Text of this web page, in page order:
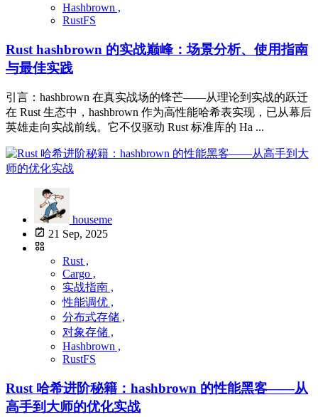
Hashbrown ,
RustFS
Rust hashbrown 的实战巅峰：场景分析、使用指南
与最佳实践
引言：hashbrown 在真实战场的锋芒——从理论到实战的跃迁
在 Rust 生态中，hashbrown 作为高性能哈希表实现，已从幕后
英雄走向实战前线。它不仅驱动 Rust 标准库的 Ha ...
houseme
21 Sep, 2025
Rust ,
Cargo ,
实战指南 ,
性能调优 ,
分布式存储 ,
对象存储 ,
Hashbrown ,
RustFS
Rust 哈希进阶秘籍：hashbrown 的性能黑客——从
高手到大师的优化实战